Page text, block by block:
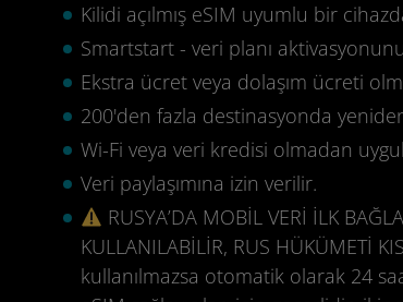
Kilidi açılmış eSIM uyumlu bir
Smartstart - veri planı
Ekstra ücret veya dolaşım ücreti
200'den fazla destinasyonda
Wi-Fi veya veri kredisi olmadan
Veri paylaşımına izin verilir.
RUSYA’DA MOBİL VERİ İLK
KULLANILABİLİR, RUS HÜKÜMETİ
kullanılmazsa otomatik olarak 24